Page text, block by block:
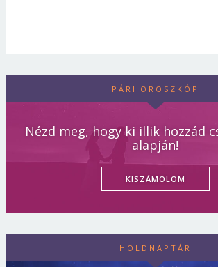
PÁRHOROSZKÓP
Nézd meg, hogy ki illik hozzád
alapján!
KISZÁMOLOM
HOLDNAPTÁR